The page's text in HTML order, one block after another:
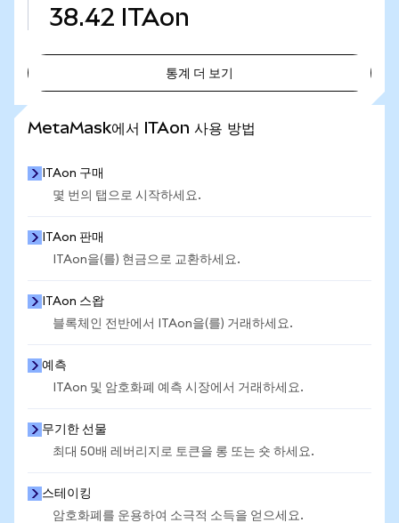
38.42 ITAon
통계 더 보기
MetaMask에서 ITAon 사용 방법
ITAon 구매
몇 번의 탭으로 시작하세요.
ITAon 판매
ITAon을(를) 현금으로 교환하세요.
ITAon 스왑
블록체인 전반에서 ITAon을(를) 거래하세요.
예측
ITAon 및 암호화폐 예측 시장에서 거래하세요.
무기한 선물
최대 50배 레버리지로 토큰을 롱 또는 숏 하세요.
스테이킹
암호화폐를 운용하여 소극적 소득을 얻으세요.